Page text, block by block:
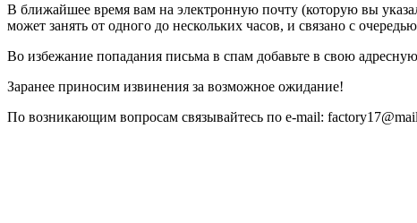
В ближайшее время вам на электронную почту (которую вы
может занять от одного до нескольких часов, и связано с
Во избежание попадания письма в спам добавьте в свою
Заранее приносим извинения за возможное ожидание!
По возникающим вопросам связывайтесь по e-mail: